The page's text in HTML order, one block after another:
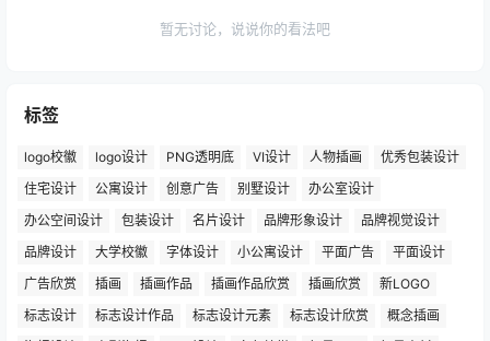
暂无讨论，说说你的看法吧
标签
logo校徽 logo设计 PNG透明底 VI设计 人物插画
优秀包装设计
住宅设计
公寓设计 创意广告 别墅设计
办公室设计
办公空间设计
包装设计 名片设计 品牌形象设计
品牌视觉设计
品牌设计
大学校徽 字体设计 小公寓设计 平面广告
平面设计
广告欣赏
插画 插画作品 插画作品欣赏 插画欣赏
新LOGO
标志设计
标志设计作品 标志设计元素 标志设计欣赏
概念插画